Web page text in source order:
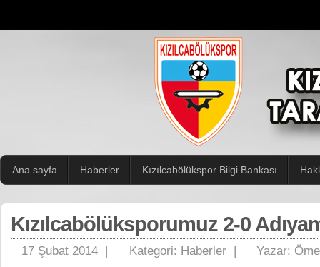
Ana sayfa Haberler Kızılcabölükspor Bilgi Bankası
Kızılcabölüksporumuz 2-0
17 Şubat 2014 | Kategori: Haberler | Yazar: